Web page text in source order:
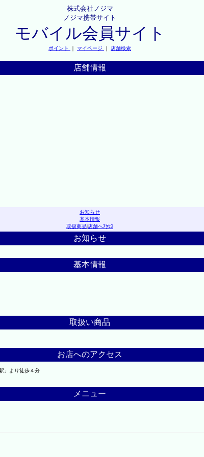
株式会社ノジマ
ノジマ携帯サイト
モバイル会員サイト
ポイント ｜ マイページ ｜ 店舗検索
店舗情報
お知らせ
基本情報
取扱商品|店舗へｱｸｾｽ
お知らせ
基本情報
取扱い商品
お店へのアクセス
」より徒歩４分
メニュー